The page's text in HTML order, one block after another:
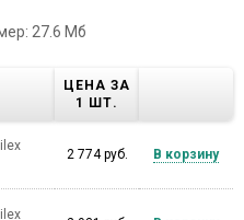
27.6 Мб
ЦЕНА ЗА
1 ШТ.
2 774 руб. В корзину